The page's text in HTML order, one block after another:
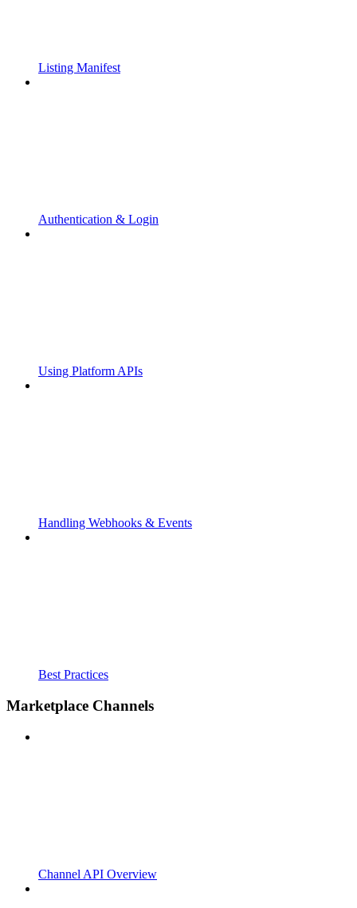
Listing Manifest
Authentication & Login
Using Platform APIs
Handling Webhooks & Events
Best Practices
Marketplace Channels
Channel API Overview